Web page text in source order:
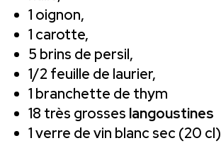
1 oignon,
1 carotte,
5 brins de persil,
1/2 feuille de laurier,
1 branchette de thym
18 très grosses langoustines
1 verre de vin blanc sec (20 cl)